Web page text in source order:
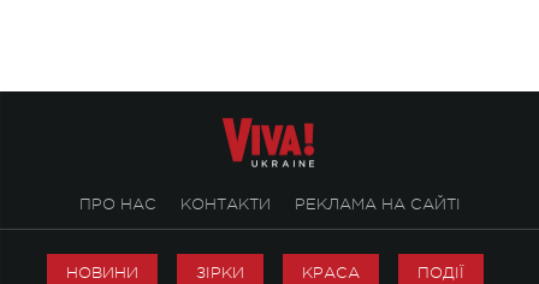
ПРО НАС КОНТАКТИ РЕКЛАМА НА САЙТІ
НОВИНИ ЗІРКИ КРАСА ПОДІЇ